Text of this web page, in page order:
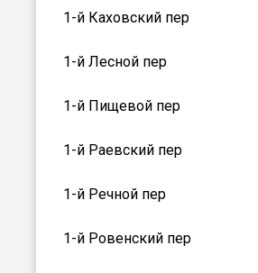
1-й Каховский пер
1-й Лесной пер
1-й Пищевой пер
1-й Раевский пер
1-й Речной пер
1-й Ровенский пер